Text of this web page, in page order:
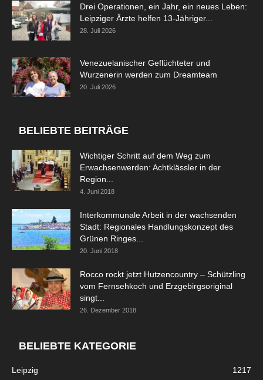
Drei Operationen, ein Jahr, ein neues Leben:
Leipziger Ärzte helfen 13-Jähriger...
28. Juli 2026
Venezuelanischer Geflüchteter und
Wurzenerin werden zum Dreamteam
20. Juli 2026
BELIEBTE BEITRÄGE
Wichtiger Schritt auf dem Weg zum
Erwachsenwerden: Achtklässler in der
Region...
4. Juni 2018
Interkommunale Arbeit in der wachsenden
Stadt: Regionales Handlungskonzept des
Grünen Ringes...
20. Juni 2018
Rocco rockt jetzt Hutzencountry – Schützling
vom Fernsehkoch und Erzgebirgsoriginal
singt...
26. Dezember 2018
BELIEBTE KATEGORIE
Leipzig
1217